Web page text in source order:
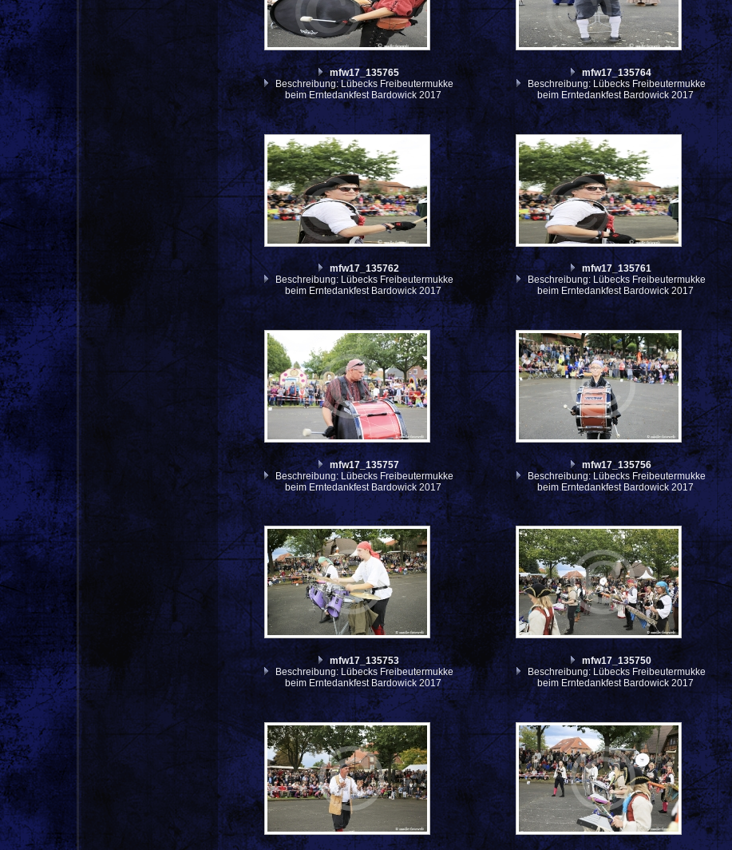
mfw17_135765
Beschreibung: Lübecks Freibeutermukke
beim Erntedankfest Bardowick 2017
mfw17_135764
Beschreibung: Lübecks Freibeutermukke
beim Erntedankfest Bardowick 2017
mfw17_135762
Beschreibung: Lübecks Freibeutermukke
beim Erntedankfest Bardowick 2017
mfw17_135761
Beschreibung: Lübecks Freibeutermukke
beim Erntedankfest Bardowick 2017
mfw17_135757
Beschreibung: Lübecks Freibeutermukke
beim Erntedankfest Bardowick 2017
mfw17_135756
Beschreibung: Lübecks Freibeutermukke
beim Erntedankfest Bardowick 2017
mfw17_135753
Beschreibung: Lübecks Freibeutermukke
beim Erntedankfest Bardowick 2017
mfw17_135750
Beschreibung: Lübecks Freibeutermukke
beim Erntedankfest Bardowick 2017